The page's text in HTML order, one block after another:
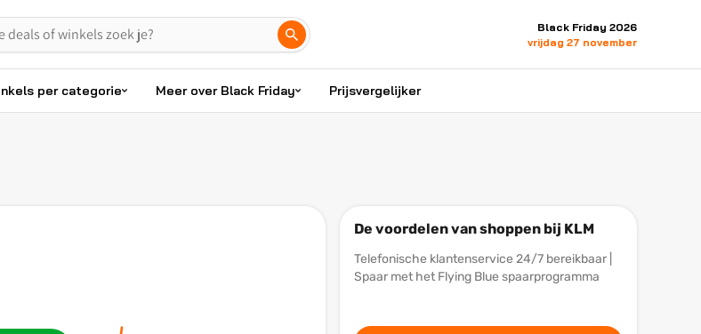
Black Friday 2026
vrijdag 27 november
per categorie Meer over Black Friday Prijsvergelijker
De voordelen van shoppen bij KLM
Telefonische klantenservice 24/7 bereikbaar |
Spaar met het Flying Blue spaarprogramma